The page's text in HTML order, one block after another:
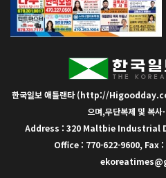
한국일보 애틀랜타 (http://
으며,무단복제 및 복사
Address : 320 Maltbie Industrial
Office : 770-622-9600, Fax